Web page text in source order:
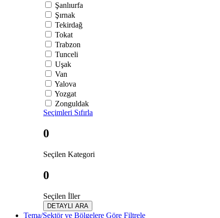
Şanlıurfa
Şırnak
Tekirdağ
Tokat
Trabzon
Tunceli
Uşak
Van
Yalova
Yozgat
Zonguldak
Seçimleri Sıfırla
0
Seçilen Kategori
0
Seçilen İller
DETAYLI ARA
Tema/Sektör ve Bölgelere Göre Filtrele